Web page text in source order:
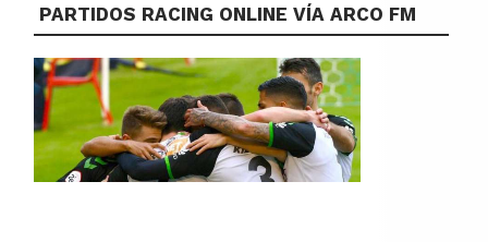
PARTIDOS RACING ONLINE VÍA ARCO FM